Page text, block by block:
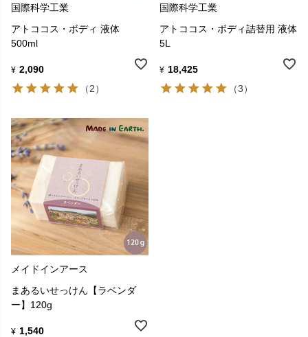
国際科学工業
アトココス・ボディ 液体
500ml
¥ 2,090
（2）
国際科学工業
アトココス・ボディ詰替用 液体
5L
¥ 18,425
（3）
メイドインアース
まあるいせっけん【ラベンダ
ー】120g
¥ 1,540